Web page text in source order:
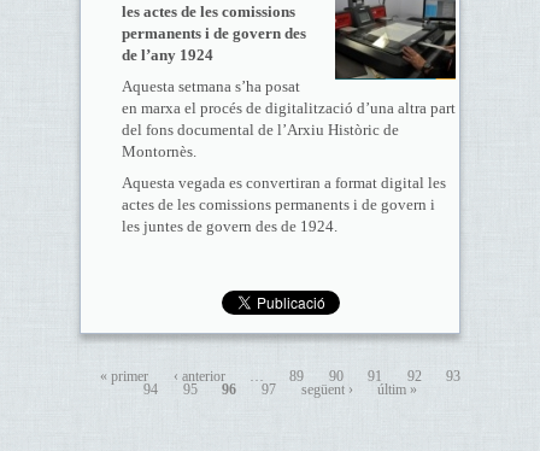
les actes de les comissions
permanents i de govern des
de l’any 1924
Aquesta setmana s’ha posat
en marxa el procés de digitalització d’una altra part
del fons documental de l’Arxiu Històric de
Montornès.
Aquesta vegada es convertiran a format digital les
actes de les comissions permanents i de govern i
les juntes de govern des de 1924.
« primer ‹ anterior … 89 90 91 92
93
94
95 96 97 següent › últim »